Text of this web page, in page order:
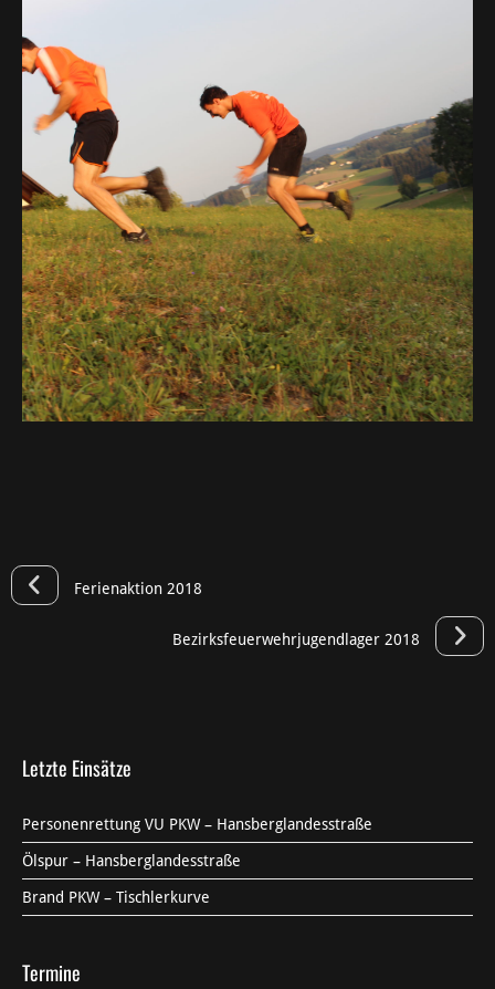
Ferienaktion 2018
Bezirksfeuerwehrjugendlager 2018
Letzte Einsätze
Personenrettung VU PKW – Hansberglandesstraße
Ölspur – Hansberglandesstraße
Brand PKW – Tischlerkurve
Termine